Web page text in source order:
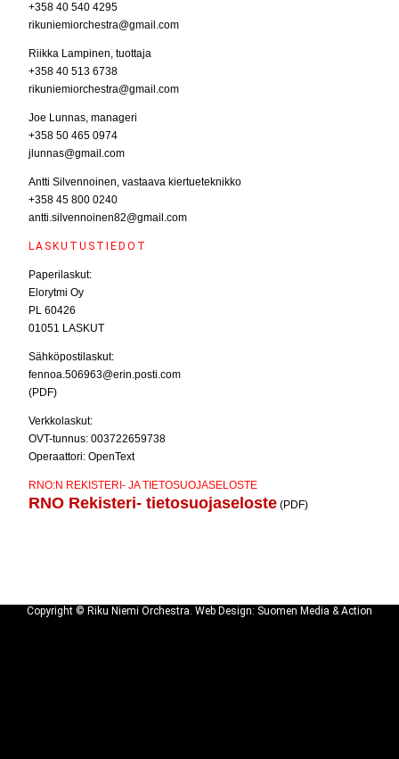
+358 40 540 4295
rikuniemiorchestra@gmail.com
Riikka Lampinen, tuottaja
+358 40 513 6738
rikuniemiorchestra@gmail.com
Joe Lunnas, manageri
+358 50 465 0974
jlunnas@gmail.com
Antti Silvennoinen, vastaava kiertueteknikko
+358 45 800 0240
antti.silvennoinen82@gmail.com
LASKUTUSTIEDOT
Paperilaskut:
Elorytmi Oy
PL 60426
01051 LASKUT
Sähköpostilaskut:
fennoa.506963@erin.posti.com
(PDF)
Verkkolaskut:
OVT-tunnus: 003722659738
Operaattori: OpenText
RNO:N REKISTERI- JA TIETOSUOJASELOSTE
RNO Rekisteri- tietosuojaseloste(PDF)
Copyright © Riku Niemi Orchestra. Web Design: Suomen Media & Action